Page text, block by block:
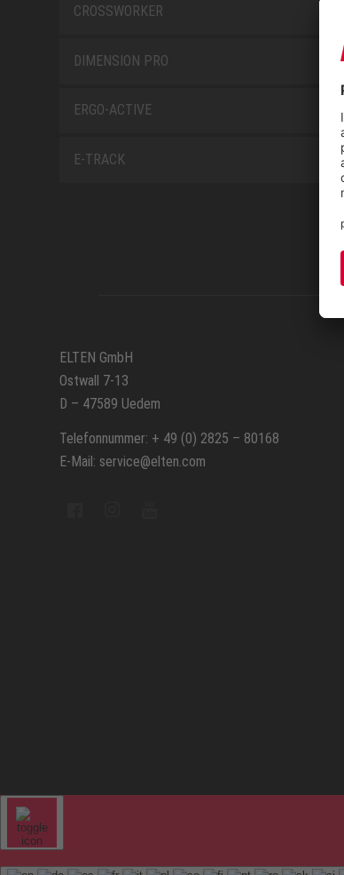
CROSSWORKER
DIMENSION PRO
ERGO-ACTIVE
E-TRACK
ELTEN GmbH
Ostwall 7-13
D – 47589 Uedem
Telefonnummer: + 49 (0) 2825 – 80168
E-Mail: service@elten.com